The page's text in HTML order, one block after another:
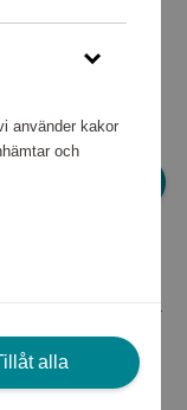
hållbara delarna
för hela familjen.
i ett
och
använder kakor
och
alla